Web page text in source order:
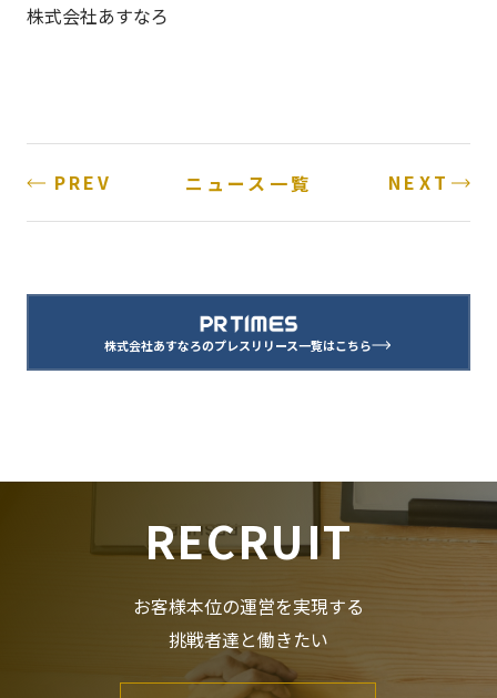
株式会社あすなろ
PREV NEXT
ニュース一覧
株式会社あすなろのプレスリリース一覧はこちら
RECRUIT
お客様本位の運営を実現する
挑戦者達と働きたい